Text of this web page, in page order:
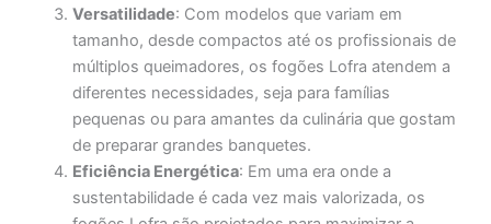
Versatilidade: Com modelos que variam em
tamanho, desde compactos até os profissionais de
múltiplos queimadores, os fogões Lofra atendem a
diferentes necessidades, seja para famílias
pequenas ou para amantes da culinária que gostam
de preparar grandes banquetes.
Eficiência Energética: Em uma era onde a
sustentabilidade é cada vez mais valorizada, os